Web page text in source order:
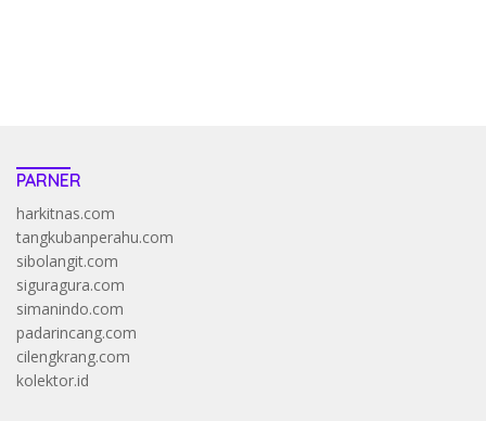
PARNER
harkitnas.com
tangkubanperahu.com
sibolangit.com
siguragura.com
simanindo.com
padarincang.com
cilengkrang.com
kolektor.id